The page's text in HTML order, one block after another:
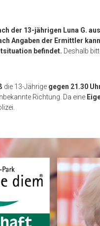
der 13-jährigen Luna G.
Angaben der Ermittler
befindet. Deshalb
die 13-Jährige gegen 21.30
Richtung. Da eine